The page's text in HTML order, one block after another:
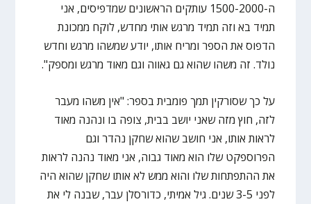
ה-1500-2000 עותקים הראשונים שמדפיסים, אני
תמיד בא וזה תמיד מרגש אותי מחדש, לוקח ממכונת
הדפוס את הספר ומריח אותו, יודע שמשהו מרגש וחדש
נולד. זה משהו שהוא גם גאווה וגם מאוד מרגש ומספק".
על כך שסורקין תמך פומבית בספר: "אין משהו מעבר
לזה, חוץ מזה שאני יושב בבית, צופה בו ונהנה מאוד
לראות אותו, אני חושב שהוא שחקן נהדר וגם
הפרוספקט שלו הוא מאוד גבוה, אני מאוד נהנה לראות
את ההתפתחות שלו והוא ממש לא אותו שחקן שהוא היה
לפני 3-5 שנים. גיל אמיתי, כדורסלן עבר, שבנה לי את